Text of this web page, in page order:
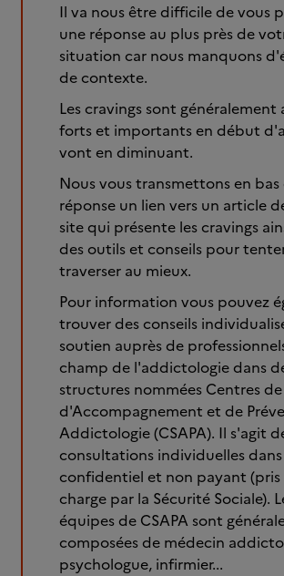
Il va nous être difficile de vous
une réponse au plus près de
situation car nous manquons
de contexte.
Les cravings sont généralement
forts et importants en début
vont en diminuant.
Nous vous transmettons en bas
réponse un lien vers un article
site qui présente les cravings
des outils et conseils pour
traverser au mieux.
Pour information vous pouvez
trouver des conseils
soutien auprès de
champ de l'addictologie dans
structures nommées Centres
d'Accompagnement et de
Addictologie (CSAPA). Il s'agit
consultations individuelles
confidentiel et non payant (pris
charge par la Sécurité Sociale).
équipes de CSAPA sont
composées de médecin
psychologue, infirmier...